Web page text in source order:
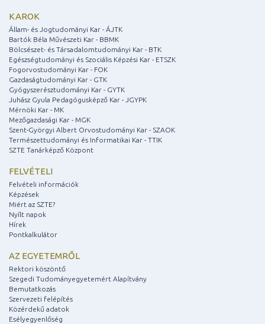
KAROK
Állam- és Jogtudományi Kar - ÁJTK
Bartók Béla Művészeti Kar - BBMK
Bölcsészet- és Társadalomtudományi Kar - BTK
Egészségtudományi és Szociális Képzési Kar - ETSZK
Fogorvostudományi Kar - FOK
Gazdaságtudományi Kar - GTK
Gyógyszerésztudományi Kar - GYTK
Juhász Gyula Pedagógusképző Kar - JGYPK
Mérnöki Kar - MK
Mezőgazdasági Kar - MGK
Szent-Györgyi Albert Orvostudományi Kar - SZAOK
Természettudományi és Informatikai Kar - TTIK
SZTE Tanárképző Központ
FELVÉTELI
Felvételi információk
Képzések
Miért az SZTE?
Nyílt napok
Hírek
Pontkalkulátor
AZ EGYETEMRŐL
Rektori köszöntő
Szegedi Tudományegyetemért Alapítvány
Bemutatkozás
Szervezeti felépítés
Közérdekű adatok
Esélyegyenlőség